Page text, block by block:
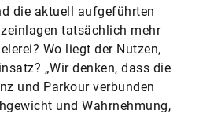
die aktuell aufgeführten
tatsächlich mehr
Wo liegt der Nutzen,
„Wir denken, dass die
und Parkour verbunden
und Wahrnehmung,